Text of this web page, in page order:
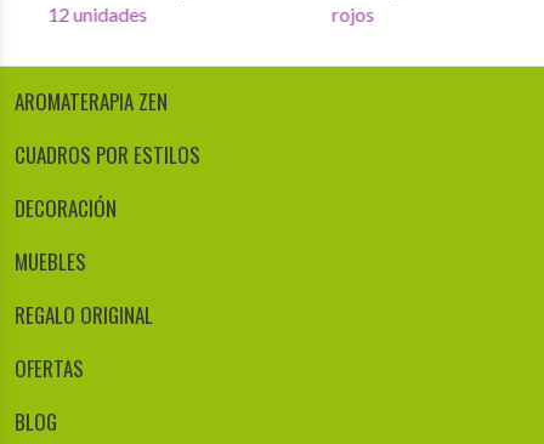
12 unidades
rojos
AROMATERAPIA ZEN
CUADROS POR ESTILOS
DECORACIÓN
MUEBLES
REGALO ORIGINAL
OFERTAS
BLOG